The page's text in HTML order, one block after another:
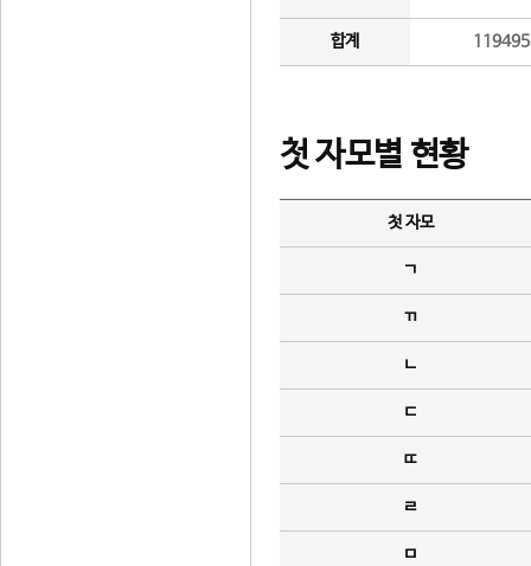
합계
첫 자모별 현황
첫 자모
ㄱ
ㄲ
ㄴ
ㄷ
ㄸ
ㄹ
ㅁ